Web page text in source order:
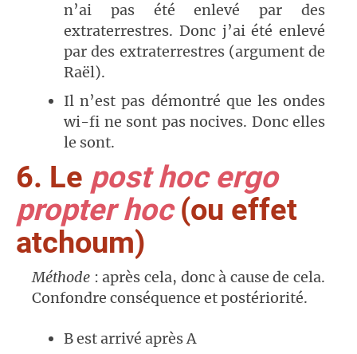
n’ai pas été enlevé par des
extraterrestres. Donc j’ai été enlevé
par des extraterrestres (argument de
Raël).
Il n’est pas démontré que les ondes
wi-fi ne sont pas nocives. Donc elles
le sont.
6. Le post hoc ergo
propter hoc(ou effet
atchoum)
Méthode : après cela, donc à cause de cela.
Confondre conséquence et postériorité.
B est arrivé après A